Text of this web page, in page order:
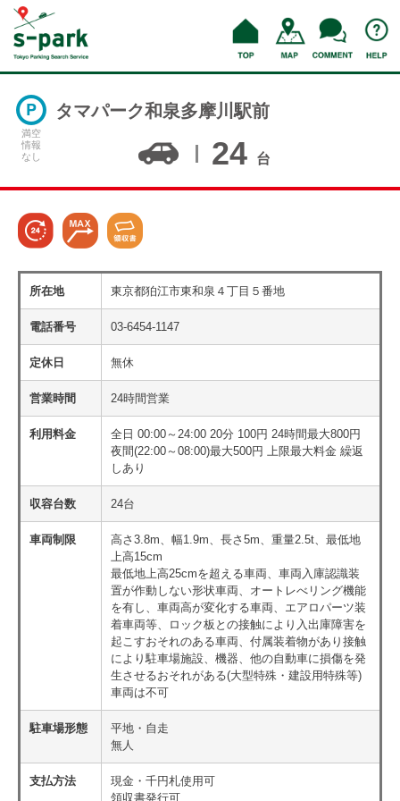
満空
情報
なし
タマパーク和泉多摩川駅前
24 台
所在地 東京都狛江市東和泉４丁目５番地
電話番号 03-6454-1147
定休日 無休
営業時間 24時間営業
利用料金
全日 00:00～24:00 20分 100円 24時間最大800円
夜間(22:00～08:00)最大500円 上限最大料金 繰返
しあり
収容台数 24台
車両制限
高さ3.8m、幅1.9m、長さ5m、重量2.5t、最低地
上高15cm
最低地上高25cmを超える車両、車両入庫認識装
置が作動しない形状車両、オートレべリング機能
を有し、車両高が変化する車両、エアロパーツ装
着車両等、ロック板との接触により入出庫障害を
起こすおそれのある車両、付属装着物があり接触
により駐車場施設、機器、他の自動車に損傷を発
生させるおそれがある(大型特殊・建設用特殊等)
車両は不可
駐車場形態
平地・自走
無人
支払方法
現金・千円札使用可
領収書発行可